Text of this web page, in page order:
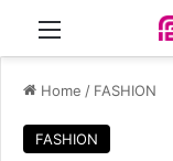
Menu
Home / FASHION
FASHION